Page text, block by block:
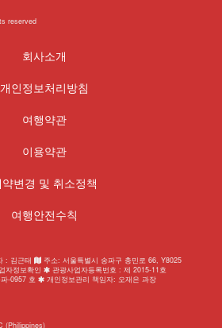
reserved
회사소개
개인정보처리방침
여행약관
이용약관
변경 및 취소정책
여행안전수칙
: 김근태
주소: 서울특별시 송파구 충민로 66, Y8025
자정보확인
관광사업자등록번호 : 제 2015-11호
-0957 호
개인정보관리 책임자: 오재은 과장
(Philippines)